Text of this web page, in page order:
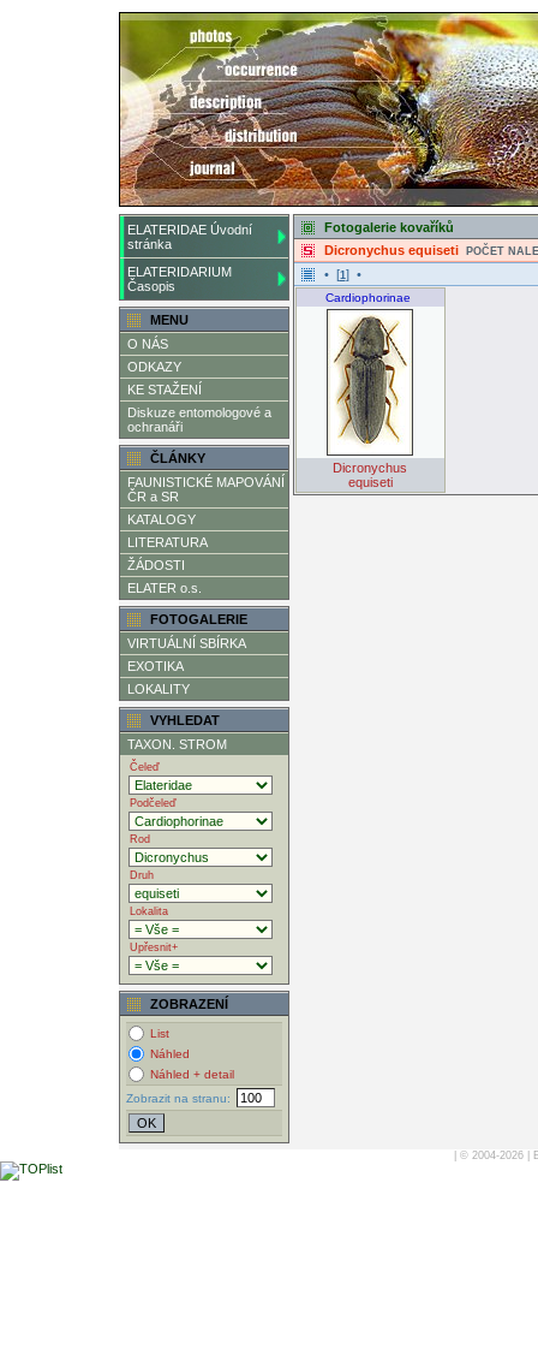
ELATERIDAE Úvodní
stránka
ELATERIDARIUM
Časopis
MENU
O NÁS
ODKAZY
KE STAŽENÍ
Diskuze entomologové a
ochranáři
ČLÁNKY
FAUNISTICKÉ MAPOVÁNÍ
ČR a SR
KATALOGY
LITERATURA
ŽÁDOSTI
ELATER o.s.
FOTOGALERIE
VIRTUÁLNÍ SBÍRKA
EXOTIKA
LOKALITY
VYHLEDAT
TAXON. STROM
Čeleď
Podčeleď
Rod
Druh
Lokalita
Upřesnit+
ZOBRAZENÍ
List
Náhled
Náhled + detail
Zobrazit na stranu:
Fotogalerie kovaříků
Dicronychus equiseti
POČET
• [1] •
Cardiophorinae
Dicronychus
equiseti
| © 2004-2026 |